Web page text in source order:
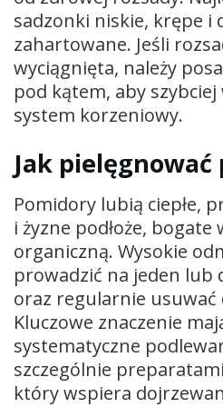
sadzonki niskie, krępe i
zahartowane. Jeśli
wyciągnięta, należy
pod kątem, aby
system korzeniowy.
Jak pielęgnować
Pomidory lubią ciepłe,
i żyzne podłoże,
organiczną. Wysokie
prowadzić na jeden lub
oraz regularnie usuwać
Kluczowe znaczenie
systematyczne
szczególnie
który wspiera